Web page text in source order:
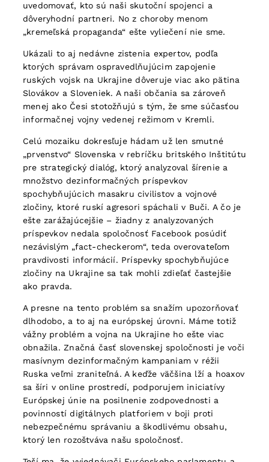
uvedomovať, kto sú naši skutoční spojenci a
dôveryhodní partneri. No z choroby menom
„kremeľská propaganda“ ešte vyliečení nie sme.
Ukázali to aj nedávne zistenia expertov, podľa
ktorých správam ospravedlňujúcim zapojenie
ruských vojsk na Ukrajine dôveruje viac ako pätina
Slovákov a Sloveniek. A naši občania sa zároveň
menej ako Česi stotožňujú s tým, že sme súčasťou
informačnej vojny vedenej režimom v Kremli.
Celú mozaiku dokresľuje hádam už len smutné
„prvenstvo“ Slovenska v rebríčku britského Inštitútu
pre strategický dialóg, ktorý analyzoval šírenie a
množstvo dezinformačných príspevkov
spochybňujúcich masakru civilistov a vojnové
zločiny, ktoré ruskí agresori spáchali v Buči. A čo je
ešte zarážajúcejšie – žiadny z analyzovaných
príspevkov nedala spoločnosť Facebook posúdiť
nezávislým „fact-checkerom“, teda overovateľom
pravdivosti informácií. Príspevky spochybňujúce
zločiny na Ukrajine sa tak mohli zdieľať častejšie
ako pravda.
A presne na tento problém sa snažím upozorňovať
dlhodobo, a to aj na európskej úrovni. Máme totiž
vážny problém a vojna na Ukrajine ho ešte viac
obnažila. Značná časť slovenskej spoločnosti je voči
masívnym dezinformačným kampaniam v réžii
Ruska veľmi zraniteľná. A keďže väčšina lží a hoaxov
sa šíri v online prostredí, podporujem iniciatívy
Európskej únie na posilnenie zodpovednosti a
povinností digitálnych platforiem v boji proti
nebezpečnému správaniu a škodlivému obsahu,
ktorý len rozoštváva našu spoločnosť.